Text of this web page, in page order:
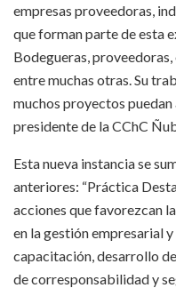
empresas proveedoras,
que forman parte de esta
Bodegueras,
entre muchas otras. Su
muchos proyectos puedan
presidente de la CChC
Esta nueva instancia se
anteriores: “Práctica
acciones que favorezcan
en la gestión empresarial
capacitación, desarrollo
de corresponsabilidad y